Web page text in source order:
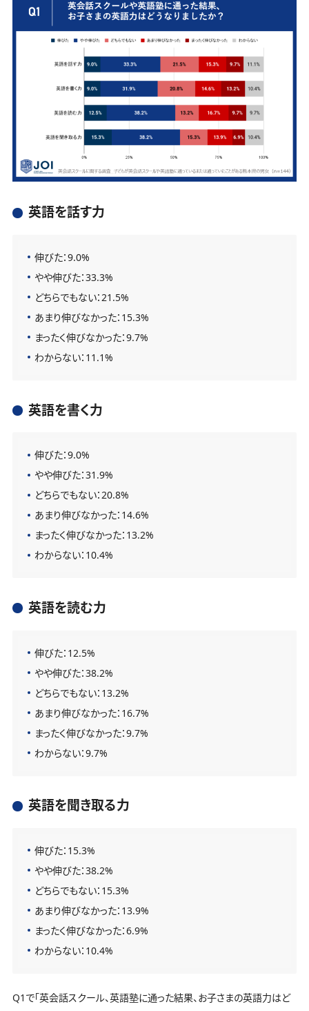
英語を話す力
伸びた：9.0%
やや伸びた：33.3%
どちらでもない：21.5%
あまり伸びなかった：15.3%
まったく伸びなかった：9.7%
わからない：11.1%
英語を書く力
伸びた：9.0%
やや伸びた：31.9%
どちらでもない：20.8%
あまり伸びなかった：14.6%
まったく伸びなかった：13.2%
わからない：10.4%
英語を読む力
伸びた：12.5%
やや伸びた：38.2%
どちらでもない：13.2%
あまり伸びなかった：16.7%
まったく伸びなかった：9.7%
わからない：9.7%
英語を聞き取る力
伸びた：15.3%
やや伸びた：38.2%
どちらでもない：15.3%
あまり伸びなかった：13.9%
まったく伸びなかった：6.9%
わからない：10.4%
Q1で「英会話スクール、英語塾に通った結果、お子さまの英語力はど